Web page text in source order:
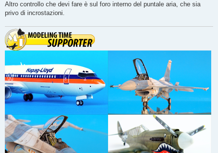
Altro controllo che devi fare è sul foro interno del puntale aria, che sia
privo di incrostazioni.